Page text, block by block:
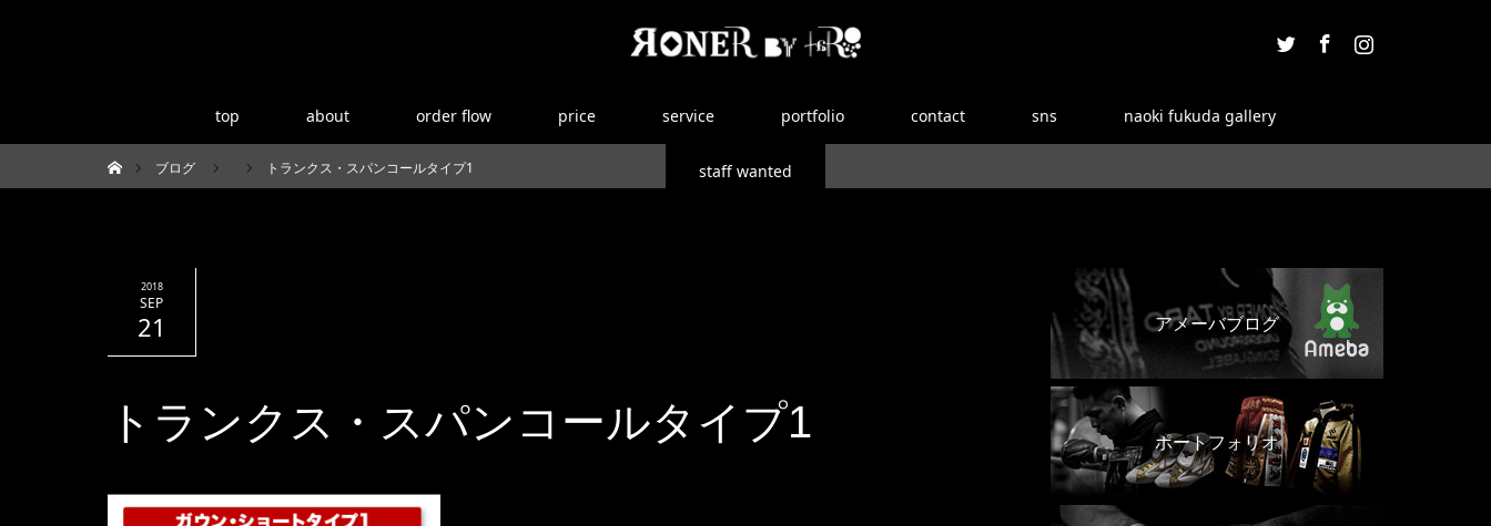
top about order flow price service portfolio contact sns naoki fukuda gallery
staff wanted
ホームブログ トランクス・スパンコールタイプ1
2018
SEP
21
トランクス・スパンコールタイプ1
アメーバブログ
ポートフォリオ